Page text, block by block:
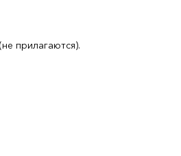
прилагаются).